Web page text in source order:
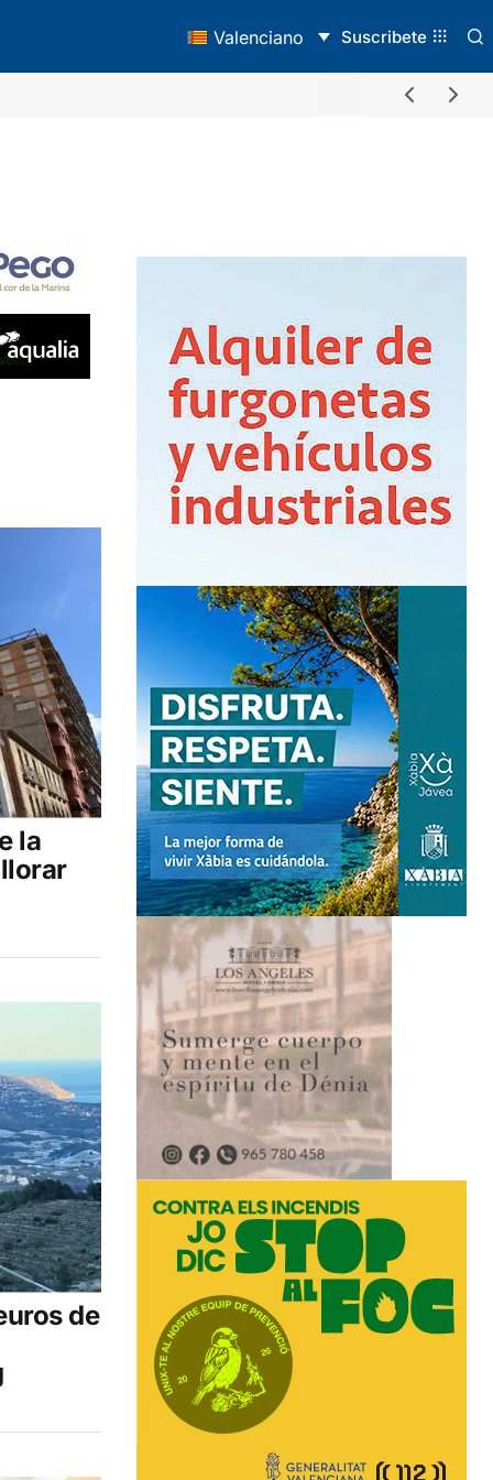
Valenciano Suscribete
la
de